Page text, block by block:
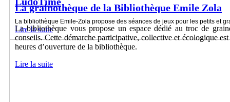
La bibliothèque Emile-Zola propose des séances de jeux pour les petits et
Lire la suite
La grainothèque de la Bibliothèque Emile Zola
La bibliothèque vous propose un espace dédié au troc de
conseils. Cette démarche participative, collective et écologique
heures d’ouverture de la bibliothèque.
Lire la suite